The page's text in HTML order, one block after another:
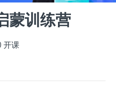
蒙训练营
开课